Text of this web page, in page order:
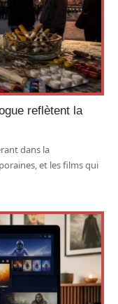
reflètent la
dans la
et les films qui